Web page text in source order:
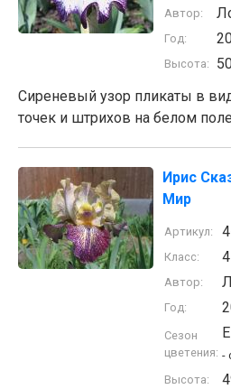
Автор:
Год:
Высота:
Сиреневый узор пликаты в
точек и штрихов на белом
Ирис
Мир
Артикул:
Класс:
Автор:
Год:
Сезон
цветения: -
Высота: